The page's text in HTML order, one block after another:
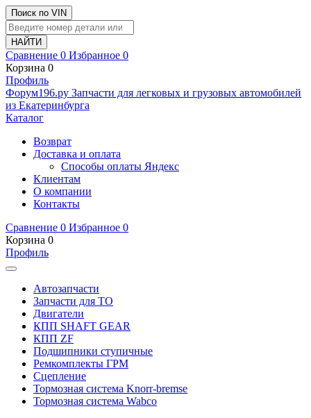
Поиск по VIN
Сравнение 0 Избранное 0
Корзина 0
Профиль
Фoрум196.ру Запчасти для легковых и грузовых автомобилей
из Екатеринбурга
Каталог
Возврат
Доставка и оплата
Способы оплаты Яндекс
Клиентам
О компании
Контакты
Сравнение 0 Избранное 0
Корзина 0
Профиль
Автозапчасти
Запчасти для ТО
Двигатели
КПП SHAFT GEAR
КПП ZF
Подшипники ступичные
Ремкомплекты ГРМ
Сцепление
Тормозная система Knorr-bremse
Тормозная система Wabco